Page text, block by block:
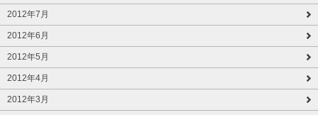
2012年7月
2012年6月
2012年5月
2012年4月
2012年3月